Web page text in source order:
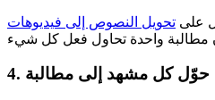
على تحويل النصوص إلى فيديوهات AI بدون